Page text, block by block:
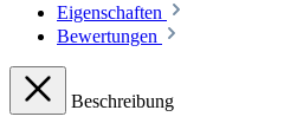
Eigenschaften
Bewertungen
Beschreibung